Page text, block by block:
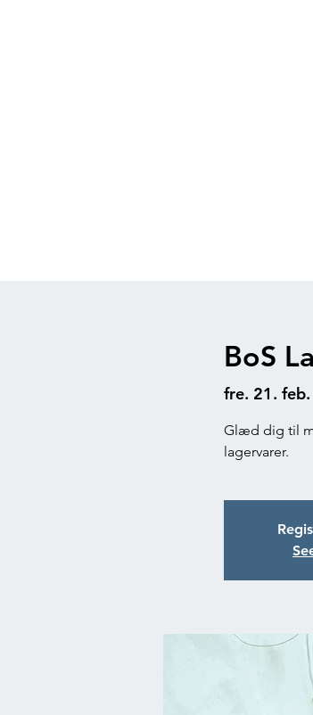
BoS
fre. 21. feb.
Glæd dig til
lagervarer.